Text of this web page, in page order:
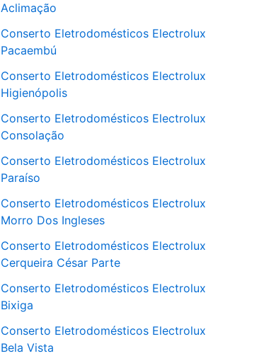
Aclimação
Conserto Eletrodomésticos Electrolux
Pacaembú
Conserto Eletrodomésticos Electrolux
Higienópolis
Conserto Eletrodomésticos Electrolux
Consolação
Conserto Eletrodomésticos Electrolux
Paraíso
Conserto Eletrodomésticos Electrolux
Morro Dos Ingleses
Conserto Eletrodomésticos Electrolux
Cerqueira César Parte
Conserto Eletrodomésticos Electrolux
Bixiga
Conserto Eletrodomésticos Electrolux
Bela Vista